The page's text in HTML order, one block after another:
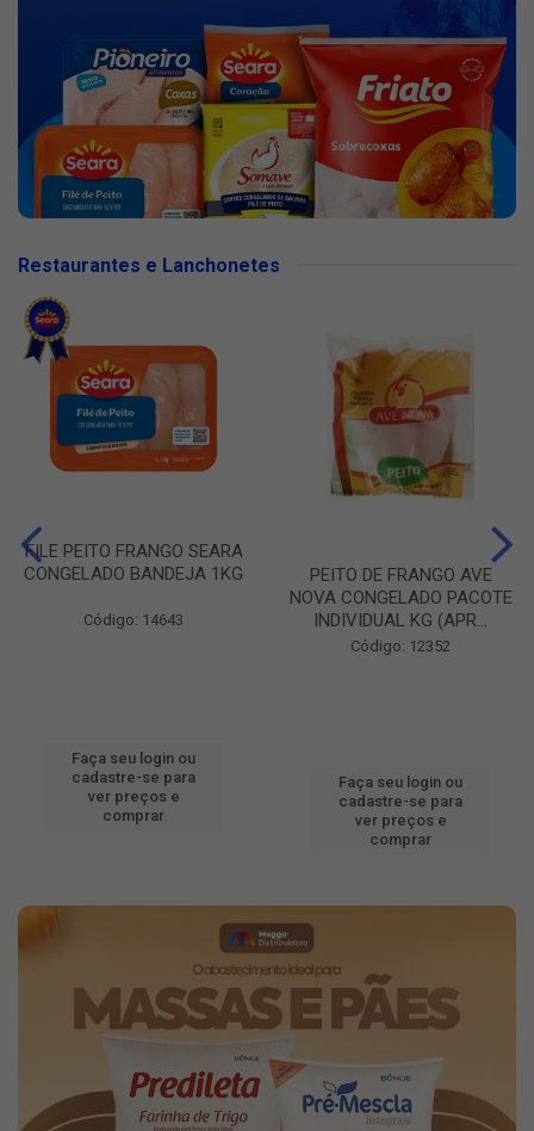
Restaurantes e Lanchonetes
FILE PEITO FRANGO SEARA
CONGELADO BANDEJA 1KG
Código: 14643
Faça seu login ou
cadastre-se para
ver preços e
comprar
PEITO DE FRANGO AVE
NOVA CONGELADO PACOTE
INDIVIDUAL KG (APR...
Código: 12352
Faça seu login ou
cadastre-se para
ver preços e
comprar